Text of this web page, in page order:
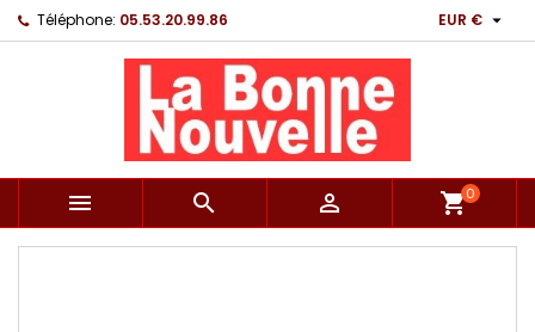
Téléphone: 05.53.20.99.86 EUR € 
   shopping_cart0